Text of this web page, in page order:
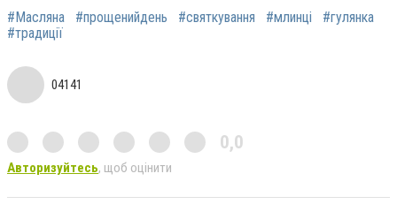
#Масляна
#прощенийдень #святкування #млинці
#гулянка
#традиції
04141
0,0
Авторизуйтесь, щоб оцінити